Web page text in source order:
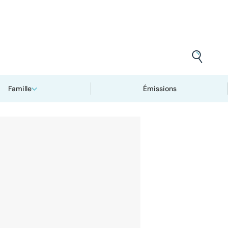
Famille Émissions